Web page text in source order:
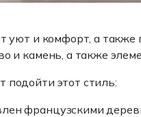
уют и комфорт, а
и камень, а также
подойти этот стиль:
французскими